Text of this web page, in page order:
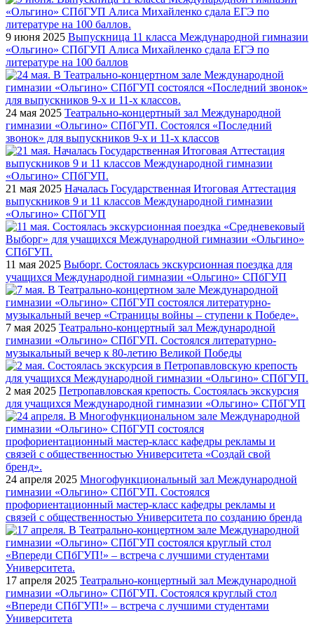
9 июня 2025 Выпускница 11 класса Международной гимназии
«Ольгино» СПбГУП Алиса Михайленко сдала ЕГЭ по
литературе на 100 баллов
24 мая 2025 Театрально-концертный зал Международной
гимназии «Ольгино» СПбГУП. Состоялся «Последний
звонок» для выпускников 9-х и 11-х классов
21 мая 2025 Началась Государственная Итоговая Аттестация
выпускников 9 и 11 классов Международной гимназии
«Ольгино» СПбГУП
11 мая 2025 Выборг. Состоялась экскурсионная поездка для
учащихся Международной гимназии «Ольгино» СПбГУП
7 мая 2025 Театрально-концертный зал Международной
гимназии «Ольгино» СПбГУП. Состоялся литературно-
музыкальный вечер к 80-летию Великой Победы
2 мая 2025 Петропавловская крепость. Состоялась экскурсия
для учащихся Международной гимназии «Ольгино» СПбГУП
24 апреля 2025 Многофункциональный зал Международной
гимназии «Ольгино» СПбГУП. Состоялся
профориентационный мастер-класс кафедры рекламы и
связей с общественностью Университета по созданию бренда
17 апреля 2025 Театрально-концертный зал Международной
гимназии «Ольгино» СПбГУП. Состоялся круглый стол
«Впереди СПбГУП!» – встреча с лучшими студентами
Университета